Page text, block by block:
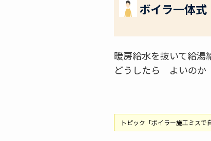
ボイラ一体式
暖房給水を抜いて給
どうしたら よいの
トピック「ボイラー施工ミスで